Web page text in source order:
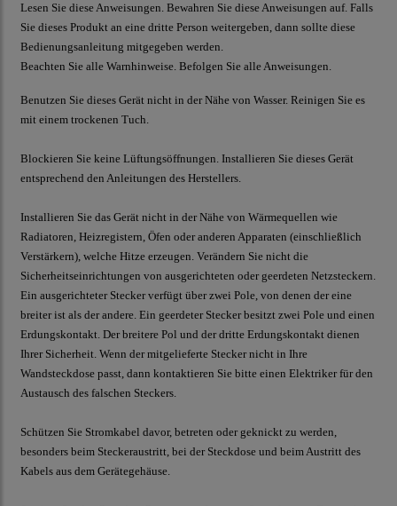
Lesen Sie diese Anweisungen. Bewahren Sie diese Anweisungen auf. Falls
Sie dieses Produkt an eine dritte Person weitergeben, dann sollte diese
Bedienungsanleitung mitgegeben werden.
Beachten Sie alle Warnhinweise. Befolgen Sie alle Anweisungen.
Benutzen Sie dieses Gerät nicht in der Nähe von Wasser. Reinigen Sie es
mit einem trockenen Tuch.
Blockieren Sie keine Lüftungsöffnungen. Installieren Sie dieses Gerät
entsprechend den Anleitungen des Herstellers.
Installieren Sie das Gerät nicht in der Nähe von Wärmequellen wie
Radiatoren, Heizregistern, Öfen oder anderen Apparaten (einschließlich
Verstärkern), welche Hitze erzeugen. Verändern Sie nicht die
Sicherheitseinrichtungen von ausgerichteten oder geerdeten Netzsteckern.
Ein ausgerichteter Stecker verfügt über zwei Pole, von denen der eine
breiter ist als der andere. Ein geerdeter Stecker besitzt zwei Pole und einen
Erdungskontakt. Der breitere Pol und der dritte Erdungskontakt dienen
Ihrer Sicherheit. Wenn der mitgelieferte Stecker nicht in Ihre
Wandsteckdose passt, dann kontaktieren Sie bitte einen Elektriker für den
Austausch des falschen Steckers.
Schützen Sie Stromkabel davor, betreten oder geknickt zu werden,
besonders beim Steckeraustritt, bei der Steckdose und beim Austritt des
Kabels aus dem Gerätegehäuse.